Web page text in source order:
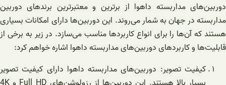
دوربین‌های مداربسته داهوا از برترین و معتبرترین برندهای دوربین
مداربسته در جهان به شمار می‌روند. این دوربین‌ها دارای امکانات بسیاری
هستند که آن‌ها را برای انواع کاربردها مناسب می‌سازد. در زیر به برخی از
قابلیت‌ها و کاربردهای دوربین‌های مداربسته داهوا اشاره خواهم کرد:
کیفیت تصویر: دوربین‌های مداربسته داهوا دارای کیفیت تصویر